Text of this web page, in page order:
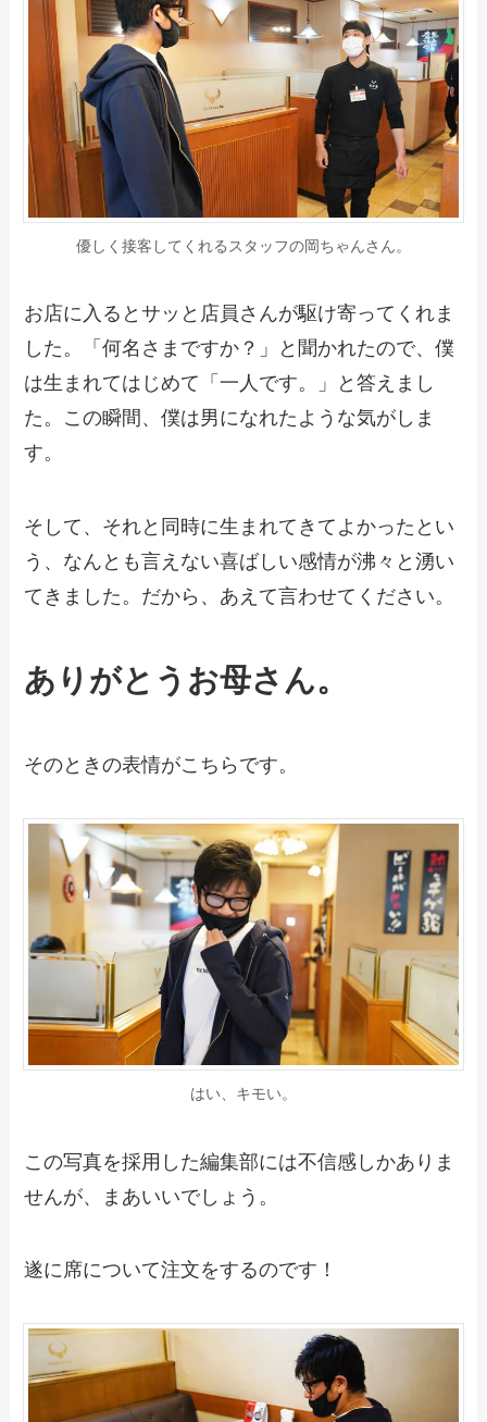
優しく接客してくれるスタッフの岡ちゃんさん。
お店に入るとサッと店員さんが駆け寄ってくれま
した。「何名さまですか？」と聞かれたので、僕
は生まれてはじめて「一人です。」と答えまし
た。この瞬間、僕は男になれたような気がしま
す。
そして、それと同時に生まれてきてよかったとい
う、なんとも言えない喜ばしい感情が沸々と湧い
てきました。だから、あえて言わせてください。
ありがとうお母さん。
そのときの表情がこちらです。
はい、キモい。
この写真を採用した編集部には不信感しかありま
せんが、まあいいでしょう。
遂に席について注文をするのです！